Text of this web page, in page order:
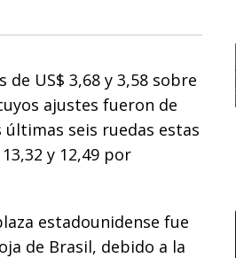
US$ 3,68 y 3,58 sobre
ajustes fueron de
últimas seis ruedas estas
y 12,49 por
estadounidense fue
de Brasil, debido a la